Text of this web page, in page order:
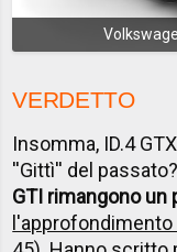
VERDETTO
Insomma, ID.4
''Gittì'' del passato?
GTI rimangono un
l'approfondimento